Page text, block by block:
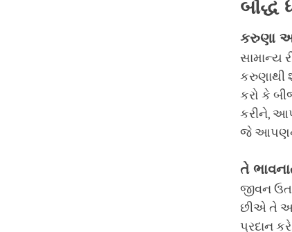
બૌદ્ધ
કરુણા
સામાન્ય
કરુણાથી
કરો કે
કરીને,
જે આપણને
તે
જીવન
છીએ તે
પ્રદાન